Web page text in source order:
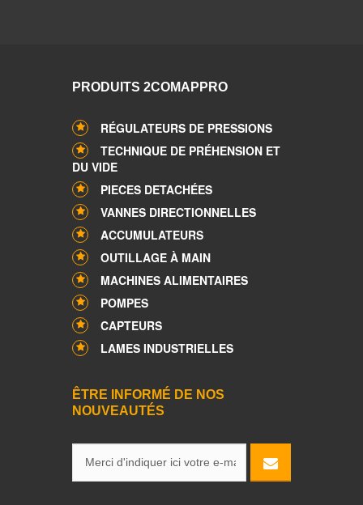
PRODUITS 2COMAPPRO
RÉGULATEURS DE PRESSIONS
TECHNIQUE DE PRÉHENSION ET
DU VIDE
PIECES DETACHÉES
VANNES DIRECTIONNELLES
ACCUMULATEURS
OUTILLAGE À MAIN
MACHINES ALIMENTAIRES
POMPES
CAPTEURS
LAMES INDUSTRIELLES
ÊTRE INFORMÉ DE NOS
NOUVEAUTÉS